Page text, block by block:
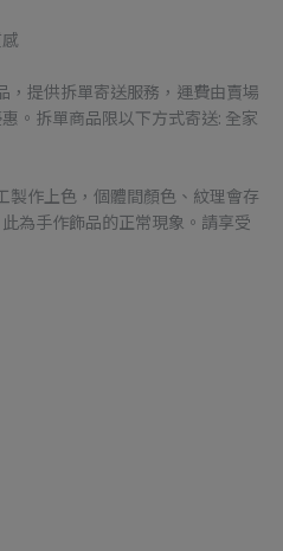
，提供拆單寄送服務，運費由賣場
。拆單商品限以下方式寄送: 全家
製作上色，個體間顏色、紋理會存
為手作飾品的正常現象。請享受